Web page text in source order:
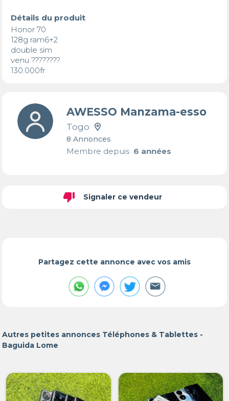
Détails du produit
Honor 70
128g ram6+2
double sim
venu ????????
130.000fr
AWESSO Manzama-esso
Togo
8 Annonces
Membre depuis6 années
thumb_down Signaler ce vendeur
Partagez cette annonce avec vos amis
Autres petites annonces Téléphones & Tablettes -
Baguida Lome